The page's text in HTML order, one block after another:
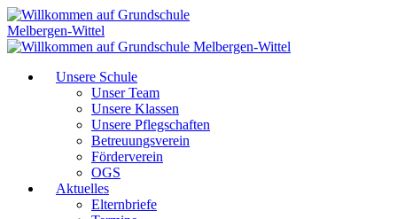
Unsere Schule
Unser Team
Unsere Klassen
Unsere Pflegschaften
Betreuungsverein
Förderverein
OGS
Aktuelles
Elternbriefe